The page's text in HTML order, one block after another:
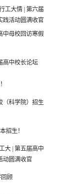
工大情 | 第六届
践活动圆满收官
中母校回访寒假
高中校长论坛
科学院）招生
招生！
大 | 第五届高中
动圆满收官
顾